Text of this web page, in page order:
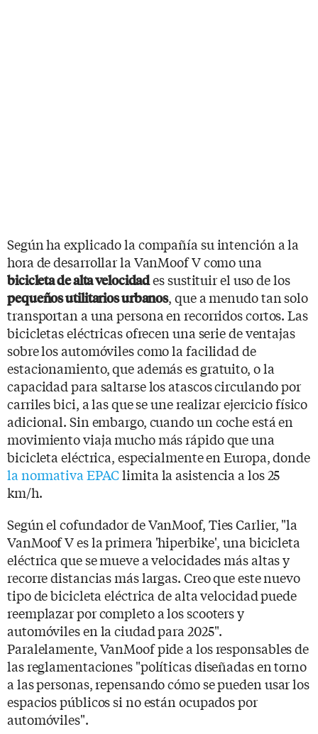
Según ha explicado la compañía su intención a la
hora de desarrollar la VanMoof V como una
bicicleta de alta velocidades sustituir el uso de los
pequeños utilitarios urbanos, que a menudo tan solo
transportan a una persona en recorridos cortos. Las
bicicletas eléctricas ofrecen una serie de ventajas
sobre los automóviles como la facilidad de
estacionamiento, que además es gratuito, o la
capacidad para saltarse los atascos circulando por
carriles bici, a las que se une realizar ejercicio físico
adicional. Sin embargo, cuando un coche está en
movimiento viaja mucho más rápido que una
bicicleta eléctrica, especialmente en Europa, donde
la normativa EPAClimita la asistencia a los 25
km/h.
Según el cofundador de VanMoof, Ties Carlier, "la
VanMoof V es la primera 'hiperbike', una bicicleta
eléctrica que se mueve a velocidades más altas y
recorre distancias más largas. Creo que este nuevo
tipo de bicicleta eléctrica de alta velocidad puede
reemplazar por completo a los scooters y
automóviles en la ciudad para 2025".
Paralelamente, VanMoof pide a los responsables de
las reglamentaciones "políticas diseñadas en torno
a las personas, repensando cómo se pueden usar los
espacios públicos si no están ocupados por
automóviles".